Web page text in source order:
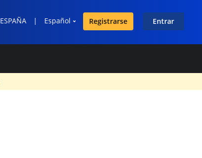
ESPAÑA | Español Registrarse Entrar